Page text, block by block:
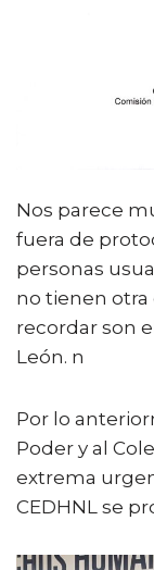
Nos parece
fuera de
personas
no tienen otra
recordar son
León. n
Por lo
Poder y al
extrema
CEDHNL se